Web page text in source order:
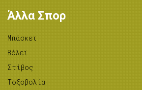
Άλλα Σπορ
Μπάσκετ
Βόλεϊ
Στίβος
Tοξοβολία